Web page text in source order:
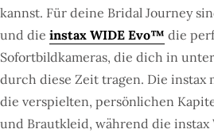
kannst. Für deine Bridal Journey
und die instax WIDE Evo™ die
Sofortbildkameras, die dich in
durch diese Zeit tragen. Die
die verspielten, persönlichen
und Brautkleid, während die